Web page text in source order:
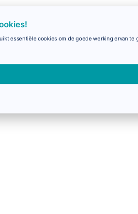
essentiële cookies om de goede werking ervan